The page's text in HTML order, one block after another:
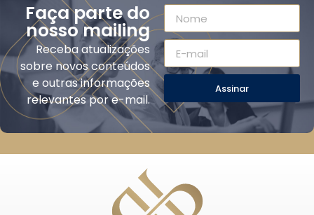
Faça parte do
nosso mailing
Receba atualizações
sobre novos conteúdos
e outras informações
relevantes por e-mail.
Assinar